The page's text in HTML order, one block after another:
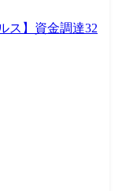
ス】資金調達32